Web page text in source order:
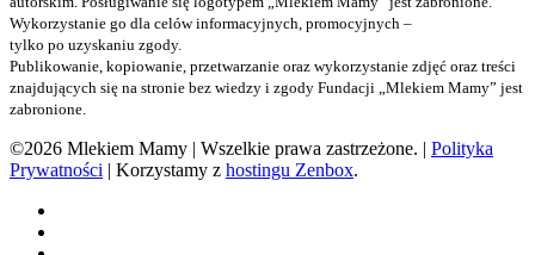
Wykorzystanie go dla celów informacyjnych, promocyjnych –
tylko po uzyskaniu zgody.
Publikowanie, kopiowanie, przetwarzanie oraz wykorzystanie zdjęć oraz treści
znajdujących się na stronie bez wiedzy i zgody Fundacji „Mlekiem Mamy” jest
zabronione.
©2026 Mlekiem Mamy | Wszelkie prawa zastrzeżone. | Polityka
Prywatności | Korzystamy z hostingu Zenbox.